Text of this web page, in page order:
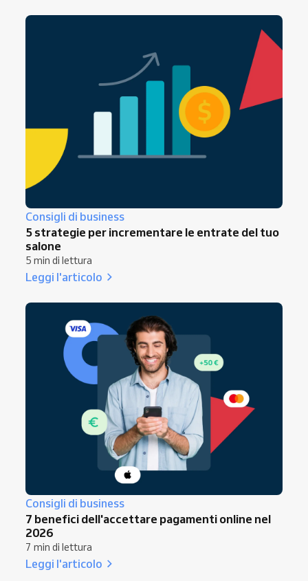
Consigli di business
5 strategie per incrementare le entrate del tuo
salone
5 min di lettura
Leggi l'articolo
Consigli di business
7 benefici dell'accettare pagamenti online nel
2026
7 min di lettura
Leggi l'articolo